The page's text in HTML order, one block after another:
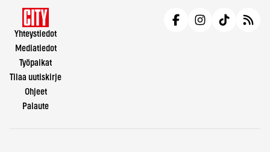
Yhteystiedot
Mediatiedot
Työpaikat
Tilaa uutiskirje
Ohjeet
Palaute